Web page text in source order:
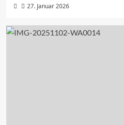
27. Januar 2026